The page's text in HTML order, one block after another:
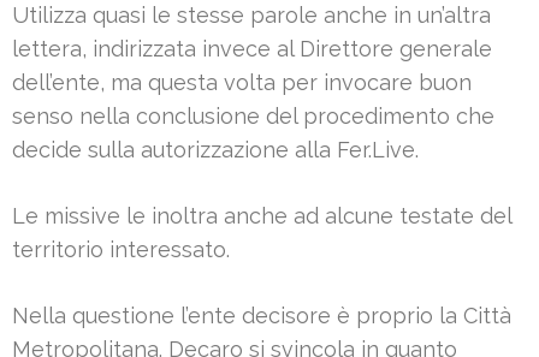
Utilizza quasi le stesse parole anche in un’altra
lettera, indirizzata invece al Direttore generale
dell’ente, ma questa volta per invocare buon
senso nella conclusione del procedimento che
decide sulla autorizzazione alla Fer.Live.
Le missive le inoltra anche ad alcune testate del
territorio interessato.
Nella questione l’ente decisore è proprio la Città
Metropolitana. Decaro si svincola in quanto